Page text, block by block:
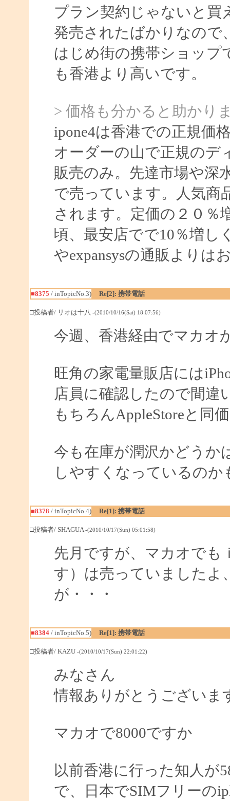
プラン契約じゃないと買
発売されたばかりなので
はじめ街の携帯ショップ
も香港より高いです。
> 価格も分かると助かり
ipone4は香港での正規価
オーダーの山で正規のデ
販売のみ。先達市場や深
で売っています。人気商
されます。定価の２０％
頃、最安店でで10％増し
やexpansysの通販よりは
■8375 / inTopicNo.3) Re[2]: 携帯電話
□投稿者/ リオは十八 -(2010/10/16(Sat) 18:07:56)
今週、香港経由でマカオ
旺角の家電量販店には
店員に確認したので間違
もちろんAppleStoreと同
今も在庫が潤沢かどうか
しやすくなっているのか
■8378 / inTopicNo.4) Re[1]: 携帯電話
□投稿者/ SHAGUA-(2010/10/17(Sun) 05:01:58)
先月ですが、マカオでも
す）は売っていましたよ
が・・・
■8384/ inTopicNo.5) Re[1]: 携帯電話
□投稿者/ KAZU -(2010/10/17(Sun) 22:01:22)
みなさん
情報ありがとうございま
マカオで8000ですか
以前香港に行った知人が
で、日本でSIMフリーの